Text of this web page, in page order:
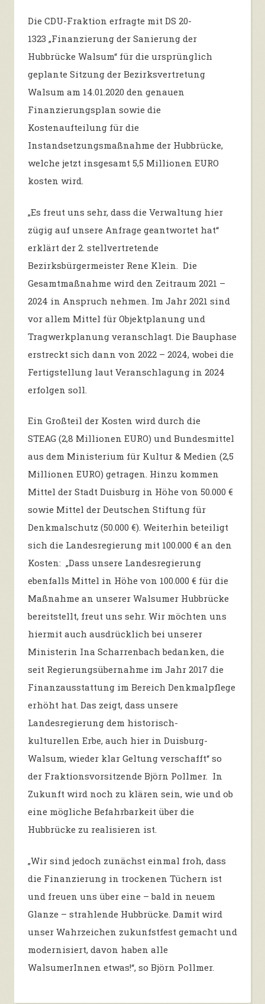
Die CDU-Fraktion erfragte mit DS 20-
1323 „Finanzierung der Sanierung der
Hubbrücke Walsum“ für die ursprünglich
geplante Sitzung der Bezirksvertretung
Walsum am 14.01.2020 den genauen
Finanzierungsplan sowie die
Kostenaufteilung für die
Instandsetzungsmaßnahme der Hubbrücke,
welche jetzt insgesamt 5,5 Millionen EURO
kosten wird.
„Es freut uns sehr, dass die Verwaltung hier
zügig auf unsere Anfrage geantwortet hat“
erklärt der 2. stellvertretende
Bezirksbürgermeister Rene Klein. Die
Gesamtmaßnahme wird den Zeitraum 2021 –
2024 in Anspruch nehmen. Im Jahr 2021 sind
vor allem Mittel für Objektplanung und
Tragwerkplanung veranschlagt. Die Bauphase
erstreckt sich dann von 2022 – 2024, wobei die
Fertigstellung laut Veranschlagung in 2024
erfolgen soll.
Ein Großteil der Kosten wird durch die
STEAG (2,8 Millionen EURO) und Bundesmittel
aus dem Ministerium für Kultur & Medien (2,5
Millionen EURO) getragen. Hinzu kommen
Mittel der Stadt Duisburg in Höhe von 50.000 €
sowie Mittel der Deutschen Stiftung für
Denkmalschutz (50.000 €). Weiterhin beteiligt
sich die Landesregierung mit 100.000 € an den
Kosten: „Dass unsere Landesregierung
ebenfalls Mittel in Höhe von 100.000 € für die
Maßnahme an unserer Walsumer Hubbrücke
bereitstellt, freut uns sehr. Wir möchten uns
hiermit auch ausdrücklich bei unserer
Ministerin Ina Scharrenbach bedanken, die
seit Regierungsübernahme im Jahr 2017 die
Finanzausstattung im Bereich Denkmalpflege
erhöht hat. Das zeigt, dass unsere
Landesregierung dem historisch-
kulturellen Erbe, auch hier in Duisburg-
Walsum, wieder klar Geltung verschafft“ so
der Fraktionsvorsitzende Björn Pollmer. In
Zukunft wird noch zu klären sein, wie und ob
eine mögliche Befahrbarkeit über die
Hubbrücke zu realisieren ist.
„Wir sind jedoch zunächst einmal froh, dass
die Finanzierung in trockenen Tüchern ist
und freuen uns über eine – bald in neuem
Glanze – strahlende Hubbrücke. Damit wird
unser Wahrzeichen zukunfstfest gemacht und
modernisiert, davon haben alle
WalsumerInnen etwas!“, so Björn Pollmer.